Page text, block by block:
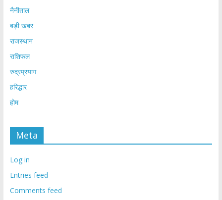
नैनीताल
बड़ी खबर
राजस्थान
राशिफल
रुद्रप्रयाग
हरिद्धार
होम
Meta
Log in
Entries feed
Comments feed